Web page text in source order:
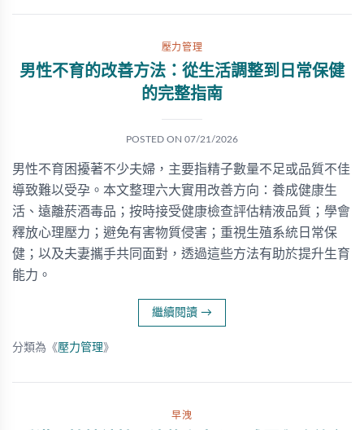
壓力管理
男性不育的改善方法：從生活調整到日常保健
的完整指南
POSTED ON 07/21/2026
男性不育困擾著不少夫婦，主要指精子數量不足或品質不佳
導致難以受孕。本文整理六大實用改善方向：養成健康生
活、遠離菸酒毒品；按時接受健康檢查評估精液品質；學會
釋放心理壓力；避免有害物質侵害；重視生殖系統日常保
健；以及夫妻攜手共同面對，透過這些方法有助於提升生育
能力。
繼續閱讀 →
分類為《壓力管理》
早洩